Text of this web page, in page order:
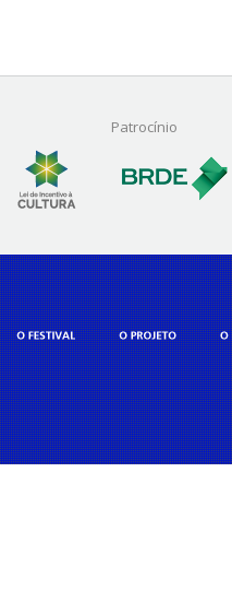
Patrocínio